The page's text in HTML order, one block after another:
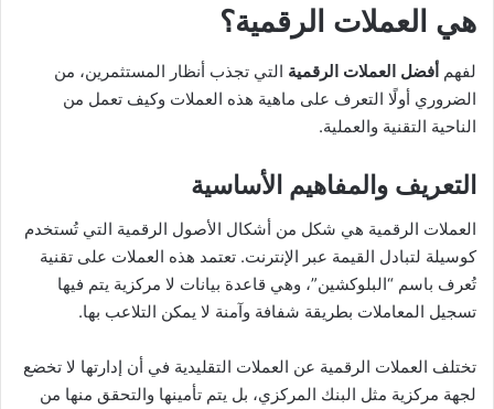
ي
هي العملات الرقمية؟
لفهم أفضل العملات الرقمية التي تجذب أنظار المستثمرين، من
الضروري أولًا التعرف على ماهية هذه العملات وكيف تعمل من
الناحية التقنية والعملية.
التعريف والمفاهيم الأساسية
العملات الرقمية هي شكل من أشكال الأصول الرقمية التي تُستخدم
كوسيلة لتبادل القيمة عبر الإنترنت. تعتمد هذه العملات على تقنية
تُعرف باسم “البلوكشين”، وهي قاعدة بيانات لا مركزية يتم فيها
تسجيل المعاملات بطريقة شفافة وآمنة لا يمكن التلاعب بها.
تختلف العملات الرقمية عن العملات التقليدية في أن إدارتها لا تخضع
لجهة مركزية مثل البنك المركزي، بل يتم تأمينها والتحقق منها من